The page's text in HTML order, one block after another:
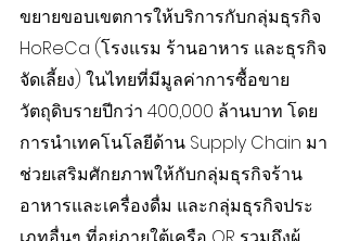
ขยายขอบเขตการให้บริการกับกลุ่มธุรกิจ
HoReCa (โรงแรม ร้านอาหาร และธุรกิจ
จัดเลี้ยง) ในไทยที่มีมูลค่าการซื้อขาย
วัตถุดิบรายปีกว่า 400,000 ล้านบาท โดย
การนำเทคโนโลยีด้าน Supply Chain มา
ช่วยเสริมศักยภาพให้กับกลุ่มธุรกิจร้าน
อาหารและเครื่องดื่ม และกลุ่มธุรกิจประ